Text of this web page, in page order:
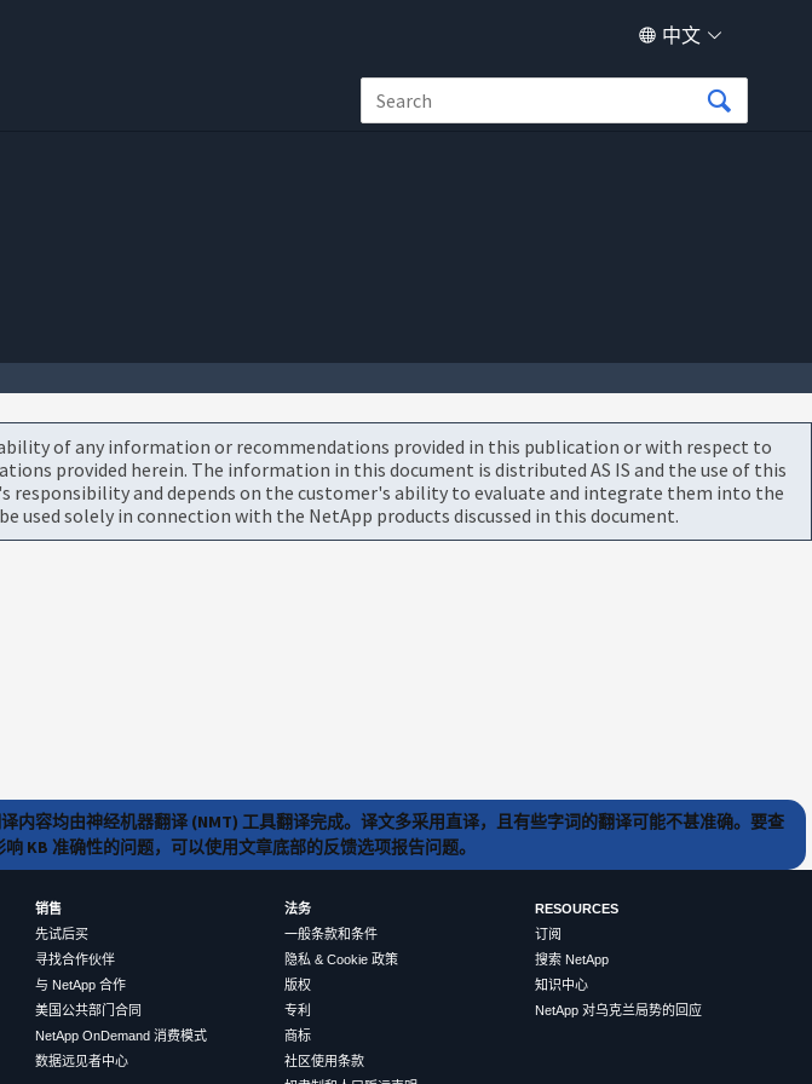
中文
of any information or recommendations provided in this publication or with respect to
provided herein. The information in this document is distributed AS IS and the use of this
and depends on the customer's ability to evaluate and integrate them into the
solely in connection with the NetApp products discussed in this document.
内容均由神经机器翻译 (NMT) 工具翻译完成。译文多采用直译，且有些字词的翻译可能不甚准确。要查
KB 准确性的问题，可以使用文章底部的反馈选项报告问题。
销售
先试后买
寻找合作伙伴
与 NetApp 合作
美国公共部门合同
NetApp OnDemand 消费模式
数据远见者中心
法务
一般条款和条件
隐私 & Cookie 政策
版权
专利
商标
社区使用条款
RESOURCES
订阅
搜索 NetApp
知识中心
NetApp 对乌克兰局势的回应